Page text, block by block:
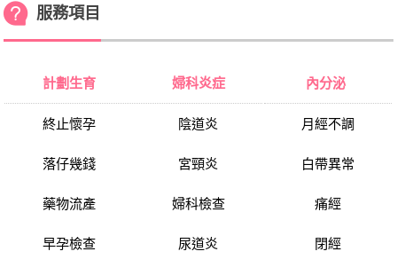
服務項目
計劃生育
終止懷孕
落仔幾錢
藥物流產
早孕檢查
婦科炎症
陰道炎
宮頸炎
婦科檢查
尿道炎
內分泌
月經不調
白帶異常
痛經
閉經